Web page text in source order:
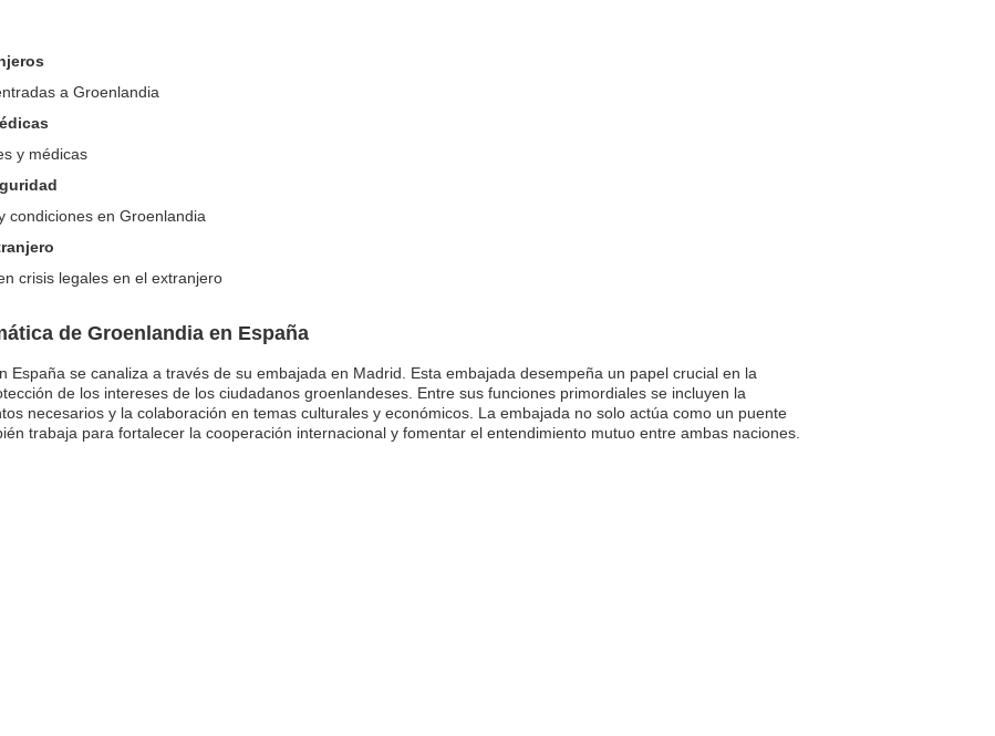
a Groenlandia
y médicas
condiciones en Groenlandia
crisis legales en el extranjero
de Groenlandia en España
España se canaliza a través de su embajada en Madrid. Esta embajada desempeña un papel crucial en la
de los intereses de los ciudadanos groenlandeses. Entre sus funciones primordiales se incluyen la
necesarios y la colaboración en temas culturales y económicos. La embajada no solo actúa como un puente
trabaja para fortalecer la cooperación internacional y fomentar el entendimiento mutuo entre ambas naciones.